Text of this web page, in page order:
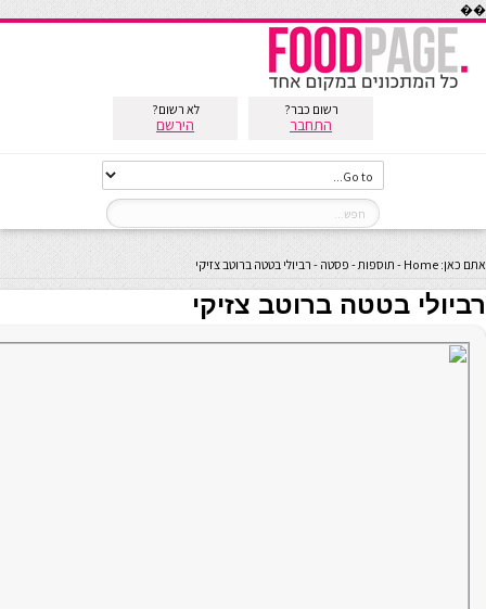
��
רשום כבר?
התחבר
לא רשום?
הירשם
אתם כאן: Home
- תוספות- פסטה - רביולי בטטה ברוטב צזיקי
רביולי בטטה ברוטב צזיקי